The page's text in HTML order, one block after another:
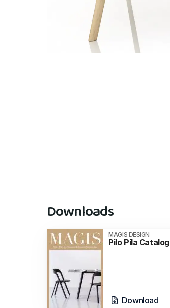
Downloads
MAGIS DESIGN
Pilo Pila
Download